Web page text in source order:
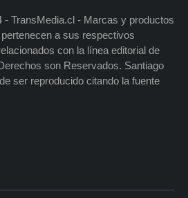
- TransMedia.cl - Marcas y productos
a sus respectivos
con la línea editorial de
son Reservados. Santiago
ser reproducido citando la fuente